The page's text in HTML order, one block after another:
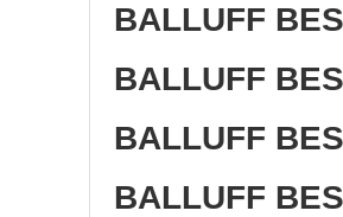
BALLUFF
BALLUFF
BALLUFF
BALLUFF